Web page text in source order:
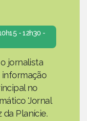
- 12h30 -
jornalista
informação
no
'Jornal
da Planície.